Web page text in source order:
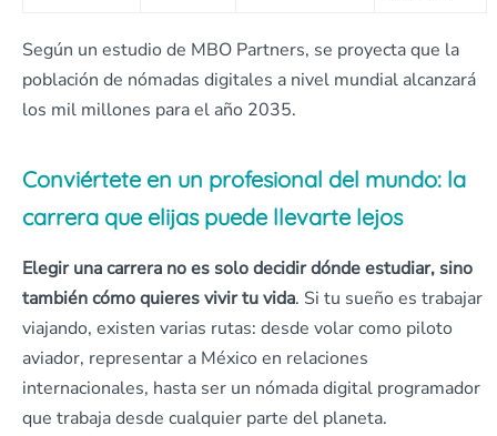
Según un estudio de MBO Partners, se proyecta que la
población de nómadas digitales a nivel mundial alcanzará
los mil millones para el año 2035.
Conviértete en un profesional del mundo: la
carrera que elijas puede llevarte lejos
Elegir una carrera no es solo decidir dónde estudiar, sino
también cómo quieres vivir tu vida. Si tu sueño es trabajar
viajando, existen varias rutas: desde volar como piloto
aviador, representar a México en relaciones
internacionales, hasta ser un nómada digital programador
que trabaja desde cualquier parte del planeta.